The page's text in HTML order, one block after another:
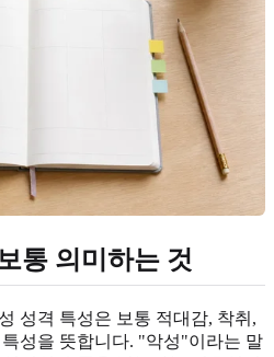
통 의미하는 것
성격 특성은 보통 적대감, 착취,
성을 뜻합니다. "악성"이라는 말